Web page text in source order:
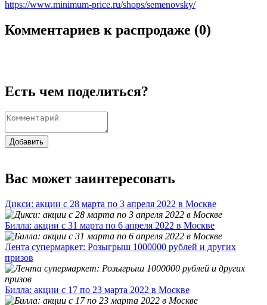
https://www.minimum-price.ru/shops/semenovsky/
Комментариев к распродаже (0)
Есть чем поделиться?
Добавить
Вас может заинтересовать
Дикси: акции с 28 марта по 3 апреля 2022 в Москве
Билла: акции с 31 марта по 6 апреля 2022 в Москве
Лента супермаркет: Розыгрыш 1000000 рублей и других
призов
Билла: акции с 17 по 23 марта 2022 в Москве